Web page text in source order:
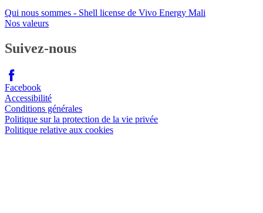
Qui nous sommes - Shell license de Vivo Energy Mali
Nos valeurs
Suivez-nous
Facebook
Accessibilité
Conditions générales
Politique sur la protection de la vie privée
Politique relative aux cookies